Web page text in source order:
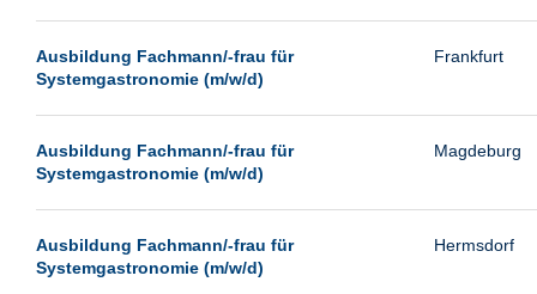
Siegburg
Siegen
Viernheim
Weimar
Wetzlar
Ausbildung Fachmann/-frau für
Systemgastronomie (m/w/d)
Frankfurt
Ausbildung Fachmann/-frau für
Systemgastronomie (m/w/d)
Magdeburg
Ausbildung Fachmann/-frau für
Systemgastronomie (m/w/d)
Hermsdorf